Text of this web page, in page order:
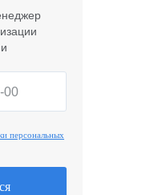
персональных